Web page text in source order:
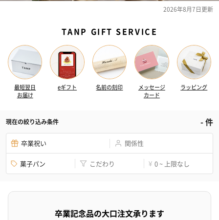
2026年8月7日更新
TANP GIFT SERVICE
最短翌日
お届け
eギフト 名前の刻印
メッセージ
カード
ラッピング
現在の絞り込み条件 -件
卒業祝い 関係性
菓子パン こだわり ¥ 0 ~ 上限なし
卒業記念品の大口注文承ります